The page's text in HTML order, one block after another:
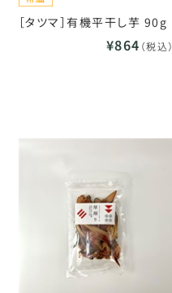
［タツマ］有機平干し芋 90g
¥864 （税込）